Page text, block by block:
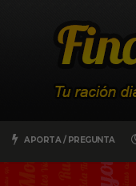
APORTA / PREGUNTA